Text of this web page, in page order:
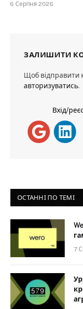
6 Серпня 2026
ЗАЛИШИТИ
Щоб відправити
авторизуватись.
Вхід/
ОСТАННІ ПО ТЕМІ
7